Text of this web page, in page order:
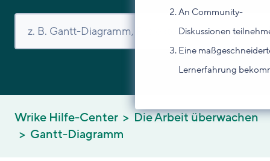
An Community-
Diskussionen
Eine
Lernerfahrung
Wrike Hilfe-Center
Die Arbeit überwachen
Gantt-Diagramm